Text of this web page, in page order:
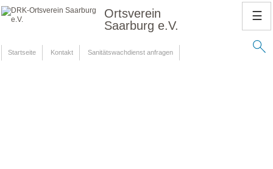
Ortsverein
Saarburg e.V.
Startseite Kontakt Sanitätswachdienst anfragen
☰